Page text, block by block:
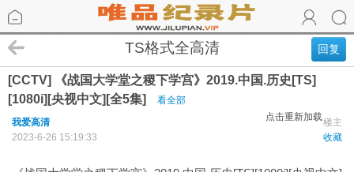
回复
TS格式全高清
[CCTV] 《战国大学堂之稷下学宫》2019.中国.历史[TS]
[1080i][央视中文][全5集]
看全部
点击重新加载楼主
我爱高清
收藏
2023-6-26 15:19:33